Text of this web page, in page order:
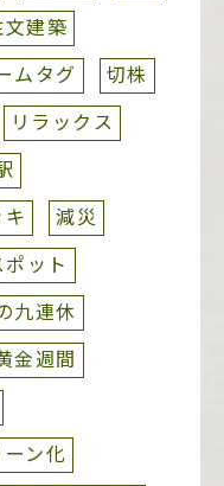
文建築
ムタグ
切株
リラックス
減災
ット
九連休
金週間
ン化